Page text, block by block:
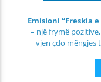
Emisioni “Freskia
– një frymë
vjen çdo mëngjes
informues dhe më
para të ditës me